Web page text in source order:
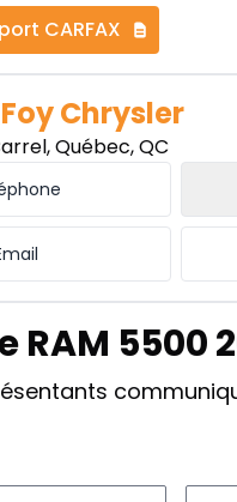
CARFAX
Chrysler
Québec, QC
RAM 5500